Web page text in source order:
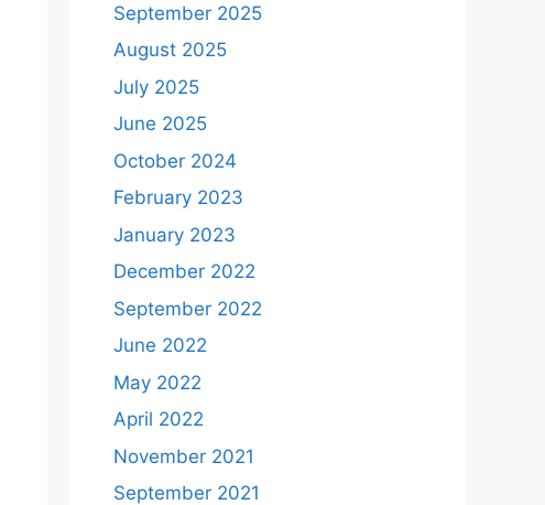
September 2025
August 2025
July 2025
June 2025
October 2024
February 2023
January 2023
December 2022
September 2022
June 2022
May 2022
April 2022
November 2021
September 2021